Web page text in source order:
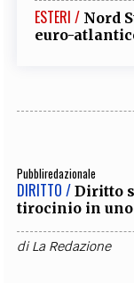
ESTERI / Nord
euro-
Pubbliredazionale
DIRITTO / Diritto
tirocinio in
diLa Redazione